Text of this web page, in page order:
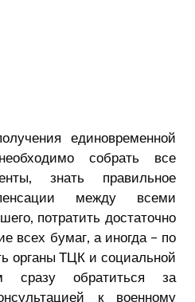
единовременной
собрать все
знать правильное
между всеми
потратить достаточно
всех бумаг, а иногда – по
органы ТЦК и социальной
сразу обратиться за
к военному